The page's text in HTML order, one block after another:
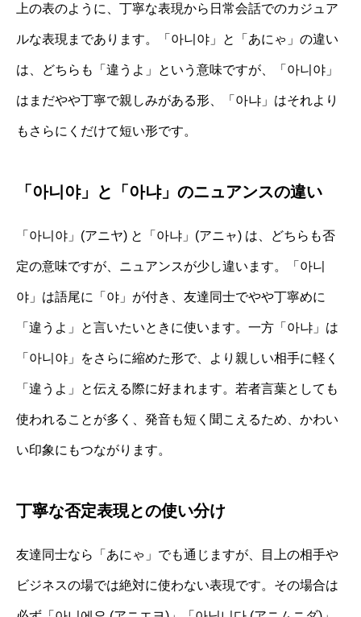
上の表のように、丁寧な表現から日常会話でのカジュア
ルな表現まであります。「아니야」と「あにゃ」の違い
は、どちらも「違うよ」という意味ですが、「아니야」
はまだやや丁寧で親しみがある形、「아냐」はそれより
もさらにくだけて短い形です。
「아니야」と「아냐」のニュアンスの違い
「아니야」(アニヤ) と「아냐」(アニャ) は、どちらも否
定の意味ですが、ニュアンスが少し違います。「아니
야」は語尾に「야」が付き、友達同士でやや丁寧めに
「違うよ」と言いたいときに使います。一方「아냐」は
「아니야」をさらに縮めた形で、より親しい相手に軽く
「違うよ」と伝える際に好まれます。若者言葉としても
使われることが多く、発音も短く聞こえるため、かわい
い印象にもつながります。
丁寧な否定表現との使い分け
友達同士なら「あにゃ」でも通じますが、目上の相手や
ビジネスの場では絶対に使わない表現です。その場合は